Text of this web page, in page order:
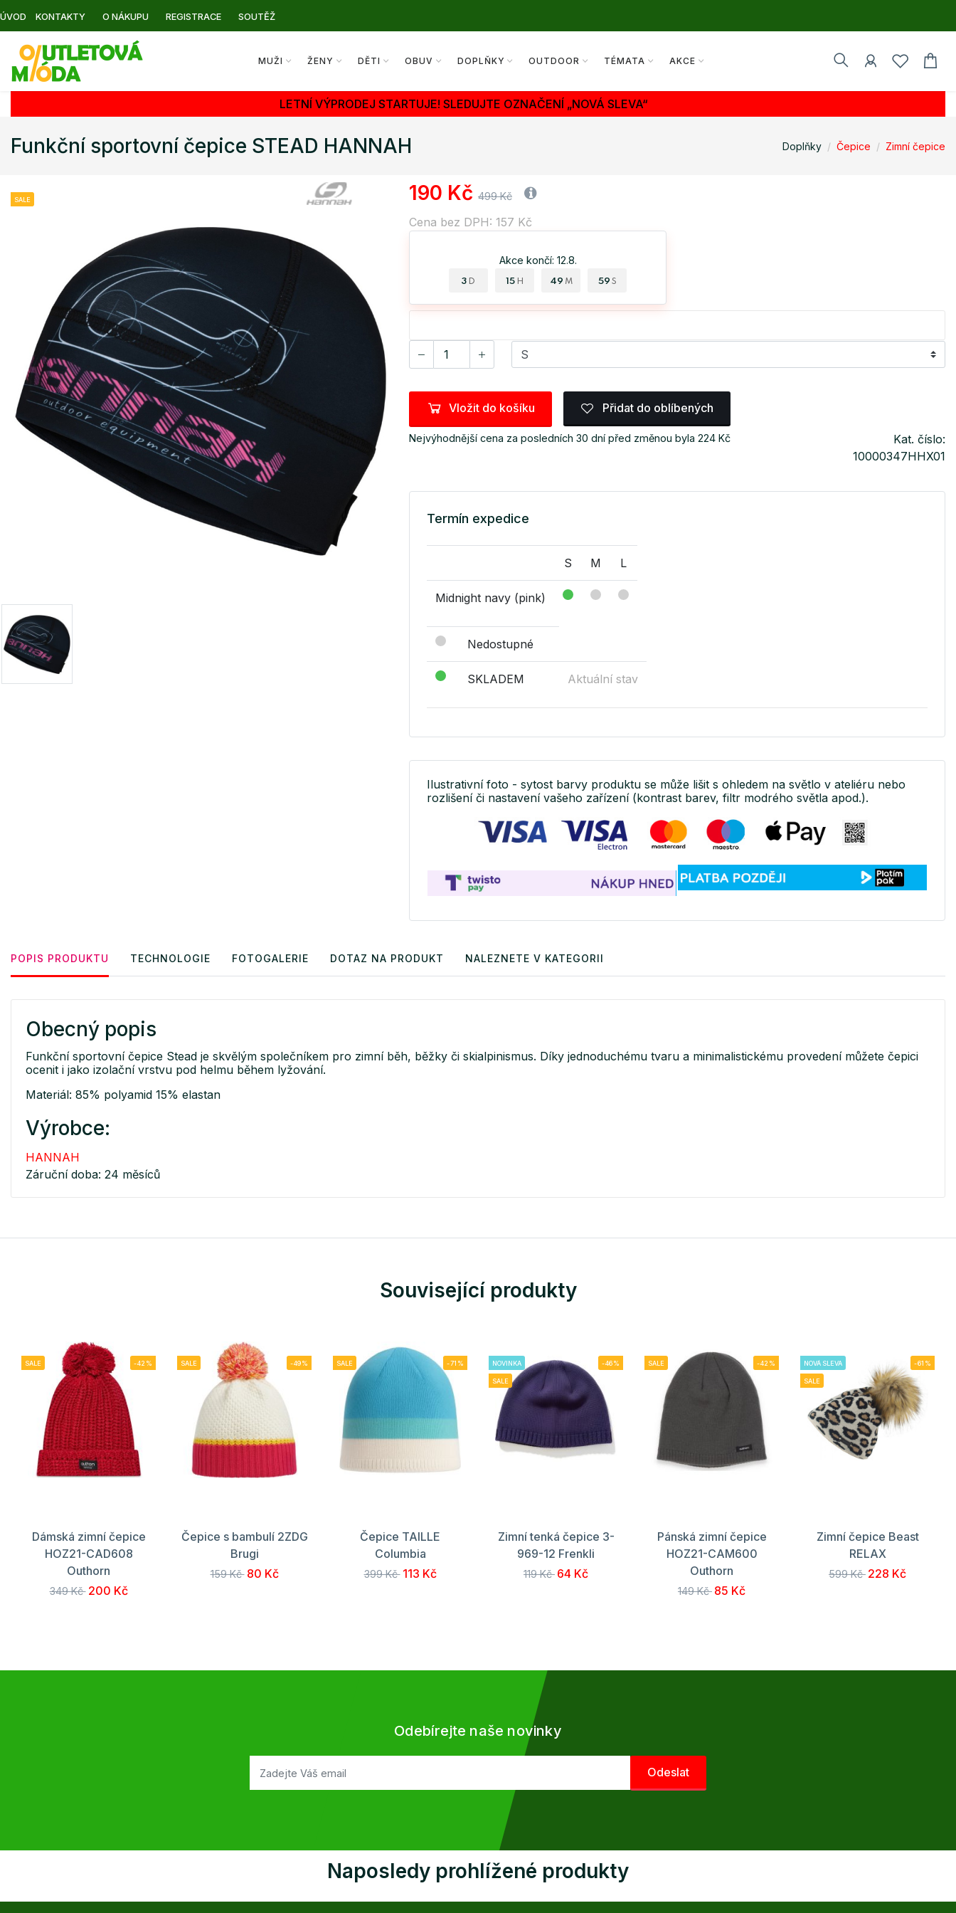
ÚVOD KONTAKTY O NÁKUPU REGISTRACE SOUTĚŽ
MUŽI ŽENY DĚTI OBUV DOPLŇKY OUTDOOR TÉMATA AKCE
LETNÍ VÝPRODEJ STARTUJE! SLEDUJTE OZNAČENÍ „NOVÁ SLEVA“
Funkční sportovní čepice STEAD HANNAH Doplňky Čepice Zimní čepice
SALE 190 Kč 499 Kč
Cena bez DPH: 157 Kč
Akce končí: 12.8.
3 D 15 H 49 M 59 S
Vložit do košíku Přidat do oblíbených
Nejvýhodnější cena za posledních 30 dní před změnou byla 224 Kč
Kat. číslo:
10000347HHX01
Termín expedice
S M L
Midnight navy (pink)
Nedostupné
SKLADEM Aktuální stav
Ilustrativní foto - sytost barvy produktu se může lišit s ohledem na světlo v ateliéru nebo
rozlišení či nastavení vašeho zařízení (kontrast barev, filtr modrého světla apod.).
POPIS PRODUKTU TECHNOLOGIE FOTOGALERIE DOTAZ NA PRODUKT NALEZNETE V KATEGORII
Obecný popis
Funkční sportovní čepice Stead je skvělým společníkem pro zimní běh, běžky či skialpinismus. Díky jednoduchému tvaru a minimalistickému provedení můžete čepici
ocenit i jako izolační vrstvu pod helmu během lyžování.
Materiál: 85% polyamid 15% elastan
Výrobce:
HANNAH
Záruční doba: 24 měsíců
Související produkty
SALE -42%
Dámská zimní čepice
HOZ21-CAD608
Outhorn
349 Kč 200 Kč
SALE -49%
Čepice s bambulí 2ZDG
Brugi
159 Kč 80 Kč
SALE -71%
Čepice TAILLE
Columbia
399 Kč 113 Kč
NOVINKA
SALE
-46%
Zimní tenká čepice 3-
969-12 Frenkli
119 Kč 64 Kč
SALE -42%
Pánská zimní čepice
HOZ21-CAM600
Outhorn
149 Kč 85 Kč
NOVÁ SLEVA
SALE
-61%
Zimní čepice Beast
RELAX
599 Kč 228 Kč
Odebírejte naše novinky
Naposledy prohlížené produkty